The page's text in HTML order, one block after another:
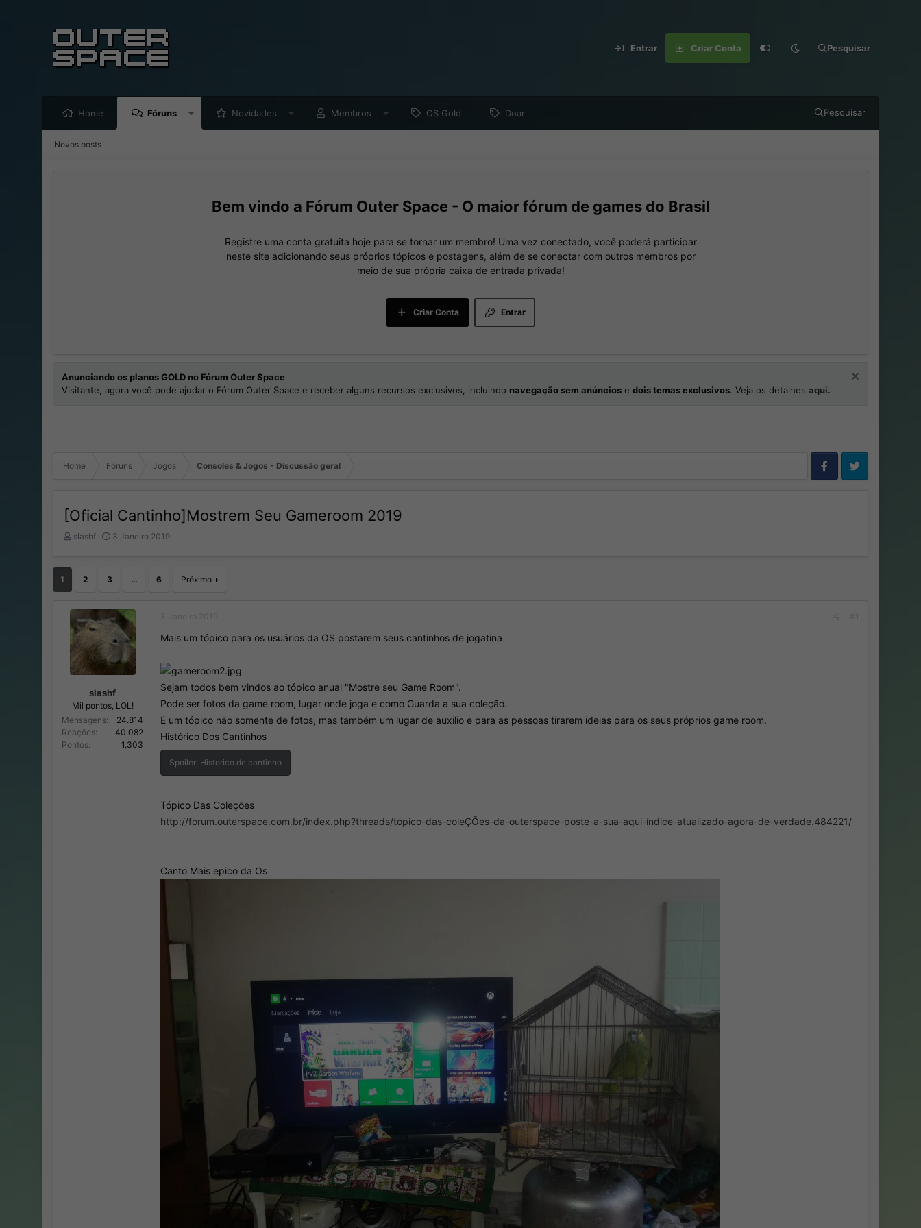
Entrar Criar Conta Pesquisar
Home Fóruns Novidades Membros OS Gold Doar Pesquisar
Novos posts
Fórum Outer Space - O maior fórum de games do Brasil
Registre uma conta gratuita hoje para se tornar um membro! Uma vez conectado, você poderá participar
neste site adicionando seus próprios tópicos e postagens, além de se conectar com outros membros por
meio de sua própria caixa de entrada privada!
Entrar
Criar Conta
Anunciando os planos GOLD no Fórum Outer Space
Visitante, agora você pode ajudar o Fórum Outer Space e receber alguns recursos exclusivos, incluindo navegação sem anúncios e dois temas exclusivos. Veja os detalhes aqui.
Home Fóruns Jogos Consoles & Jogos - Discussão geral
[Oficial Cantinho]Mostrem Seu Gameroom 2019
I
d
r
d
o
t
i
c
o
slashf
D
I
n
c
3 Janeiro 2019
1 2 3 … 6 Próximo
slashf
Mil pontos, LOL!
Mensagens
24.814
Reações
40.082
Pontos
1.303
Mais um tópico para os usuários da OS postarem seus cantinhos de jogatina
Sejam todos bem vindos ao tópico anual "Mostre seu Game Room".
Pode ser fotos da game room, lugar onde joga e como Guarda a sua coleção.
E um tópico não somente de fotos, mas também um lugar de auxilio e para as pessoas tirarem ideias para os seus próprios game room.
Histórico Dos Cantinhos
Spoiler: Historico de cantinho
Tópico Das Coleções
http://forum.outerspace.com.br/index.php?threads/tópico-das-coleÇÕes-da-outerspace-poste-a-sua-aqui-índice-atualizado-agora-de-verdade.484221/
Canto Mais epico da Os